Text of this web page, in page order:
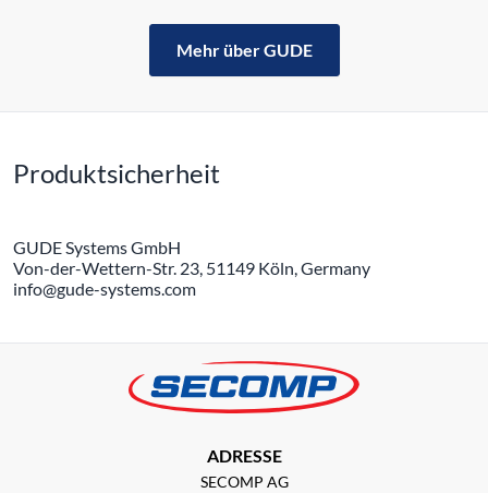
Mehr über GUDE
Produktsicherheit
GUDE Systems GmbH
Von-der-Wettern-Str. 23, 51149 Köln, Germany
info@gude-systems.com
ADRESSE
SECOMP AG